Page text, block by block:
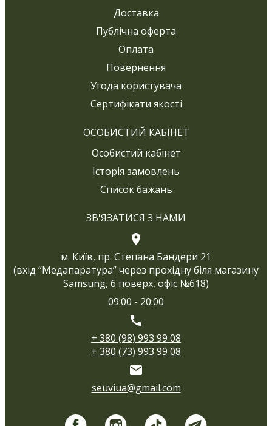
Доставка
Публічна оферта
Оплата
Повернення
Угода користувача
Сертифікати якості
ОСОБИСТИЙ КАБІНЕТ
Особистий кабінет
Історія замовлень
Список бажань
ЗВ'ЯЗАТИСЯ З НАМИ
м. Київ, пр. Степана Бандери 21
(вхід “Медапаратура” через прохідну біля магазину
Samsung, 6 поверх, офіс №618)
09:00 - 20:00
+ 380 (98) 993 99 08
+ 380 (73) 993 99 08
seuviua@gmail.com